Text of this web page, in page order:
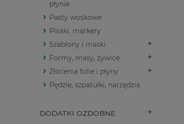
płynie
Pasty woskowe
Pisaki, markery
Szablony i maski
Formy, masy, żywice
Złocenia folie i płyny
Pędzle, szpatułki, narzędzia
DODATKI OZDOBNE